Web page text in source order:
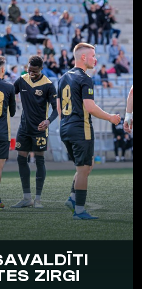
ZIRGI